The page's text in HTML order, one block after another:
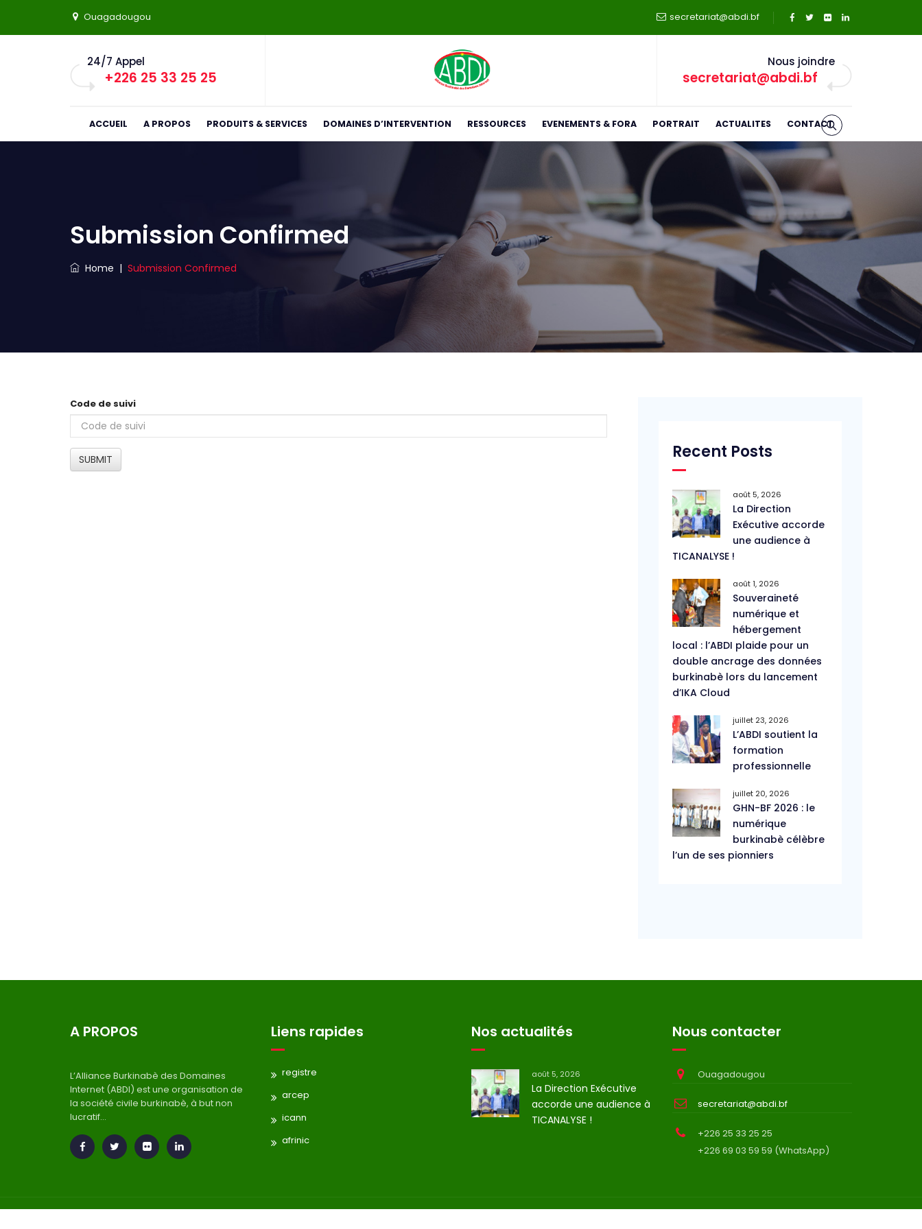
Ouagadougou secretariat@abdi.bf
24/7 Appel
+226 25 33 25 25
Nous joindre
secretariat@abdi.bf
ACCUEIL A PROPOS PRODUITS & SERVICES DOMAINES D’INTERVENTION RESSOURCES EVENEMENTS & FORA PORTRAIT ACTUALITES CONTACT
Submission Confirmed
Home | Submission Confirmed
Code de suivi
SUBMIT Recent Posts
août 5, 2026
La Direction
Exécutive accorde
une audience à
TICANALYSE !
août 1, 2026
Souveraineté
numérique et
hébergement
local : l’ABDI plaide pour un
double ancrage des données
burkinabè lors du lancement
d’IKA Cloud
juillet 23, 2026
L’ABDI soutient la
formation
professionnelle
juillet 20, 2026
GHN-BF 2026 : le
numérique
burkinabè célèbre
l’un de ses pionniers
A PROPOS
L’Alliance Burkinabè des Domaines
Internet (ABDI) est une organisation de
la société civile burkinabè, à but non
lucratif...
Liens rapides
registre
arcep
icann
afrinic
Nos actualités
août 5, 2026
La Direction Exécutive
accorde une audience à
TICANALYSE !
Nous contacter
Ouagadougou
secretariat@abdi.bf
+226 25 33 25 25
+226 69 03 59 59 (WhatsApp)